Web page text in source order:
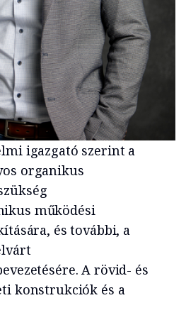
igazgató szerint a
organikus
működési
és további, a
A rövid- és
konstrukciók és a